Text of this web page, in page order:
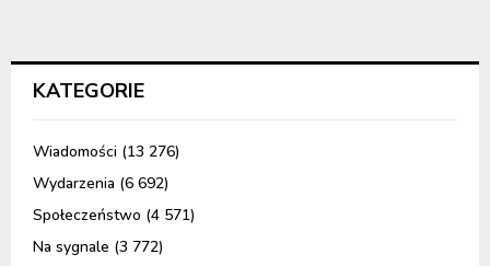
KATEGORIE
Wiadomości (13 276)
Wydarzenia (6 692)
Społeczeństwo (4 571)
Na sygnale (3 772)